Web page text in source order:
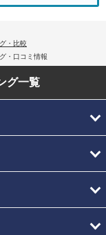
・比較
・口コミ情報
グ一覧